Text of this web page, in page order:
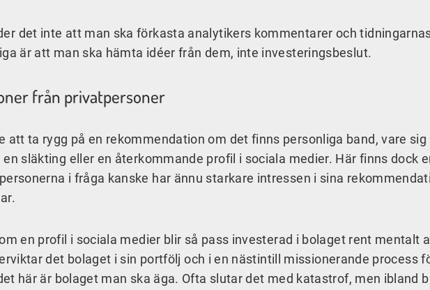
det inte att man ska förkasta analytikers kommentarer och
är att man ska hämta idéer från dem, inte investeringsbeslut.
från privatpersoner
att ta rygg på en rekommendation om det finns personliga band, vare sig
släkting eller en återkommande profil i sociala medier. Här finns dock
i fråga kanske har ännu starkare intressen i sina
en profil i sociala medier blir så pass investerad i bolaget rent mentalt
det bolaget i sin portfölj och i en nästintill missionerande process
här är bolaget man ska äga. Ofta slutar det med katastrof, men ibland